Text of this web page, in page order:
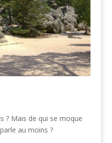
? Mais de qui se moque
au moins ?